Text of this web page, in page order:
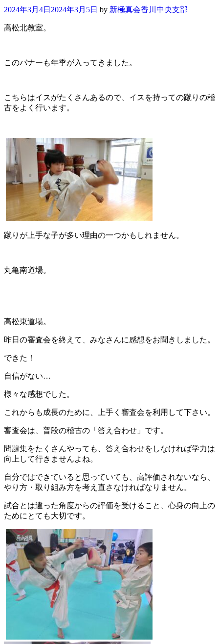
2024年3月4日 2024年3月5日 by 新極真会香川中央支部
高松北教室。
このバナーも年季が入ってきました。
こちらはイスがたくさんあるので、イスを持っての蹴りの稽
古をよく行います。
蹴りが上手な子が多い理由の一つかもしれません。
丸亀南道場。
高松東道場。
昨日の審査会を終えて、みなさんに感想をお聞きしました。
できた！
自信がない…
様々な感想でした。
これからも成長のために、上手く審査会を利用して下さい。
審査会は、普段の稽古の「答え合わせ」です。
問題集をたくさんやっても、答え合わせをしなければ学力は
向上して行きませんよね。
自分ではできていると思っていても、高評価されないなら、
やり方・取り組み方を考え直さなければなりません。
試合とは違った角度からの評価を受けること、心身の向上の
ためにとても大切です。